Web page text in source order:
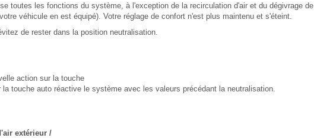
toutes les fonctions du système, à l'exception de la recirculation d'air et du dégivrage de
véhicule en est équipé). Votre réglage de confort n'est plus maintenu et s'éteint.
de rester dans la position neutralisation.
action sur la touche
la touche auto réactive le système avec les valeurs précédant la neutralisation.
extérieur /